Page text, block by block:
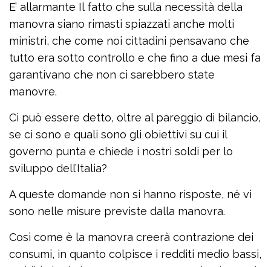
E’ allarmante Il fatto che sulla necessità della
manovra siano rimasti spiazzati anche molti
ministri, che come noi cittadini pensavano che
tutto era sotto controllo e che fino a due mesi fa
garantivano che non ci sarebbero state
manovre.
Ci può essere detto, oltre al pareggio di bilancio,
se ci sono e quali sono gli obiettivi su cui il
governo punta e chiede i nostri soldi per lo
sviluppo dell’Italia?
A queste domande non si hanno risposte, né vi
sono nelle misure previste dalla manovra.
Così come è la manovra creerà contrazione dei
consumi, in quanto colpisce i redditi medio bassi,